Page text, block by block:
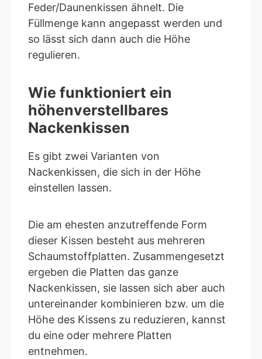
Feder/Daunenkissen ähnelt. Die
Füllmenge kann angepasst werden und
so lässt sich dann auch die Höhe
regulieren.
Wie funktioniert ein
höhenverstellbares
Nackenkissen
Es gibt zwei Varianten von
Nackenkissen, die sich in der Höhe
einstellen lassen.
Die am ehesten anzutreffende Form
dieser Kissen besteht aus mehreren
Schaumstoffplatten. Zusammengesetzt
ergeben die Platten das ganze
Nackenkissen, sie lassen sich aber auch
untereinander kombinieren bzw. um die
Höhe des Kissens zu reduzieren, kannst
du eine oder mehrere Platten
entnehmen.